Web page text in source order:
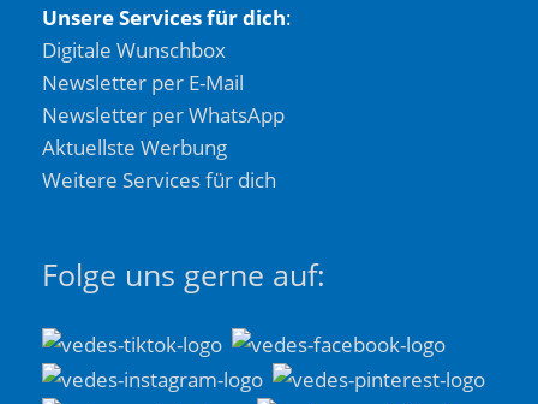
Unsere Services für dich:
Digitale Wunschbox
Newsletter per E-Mail
Newsletter per WhatsApp
Aktuellste Werbung
Weitere Services für dich
Folge uns gerne auf: